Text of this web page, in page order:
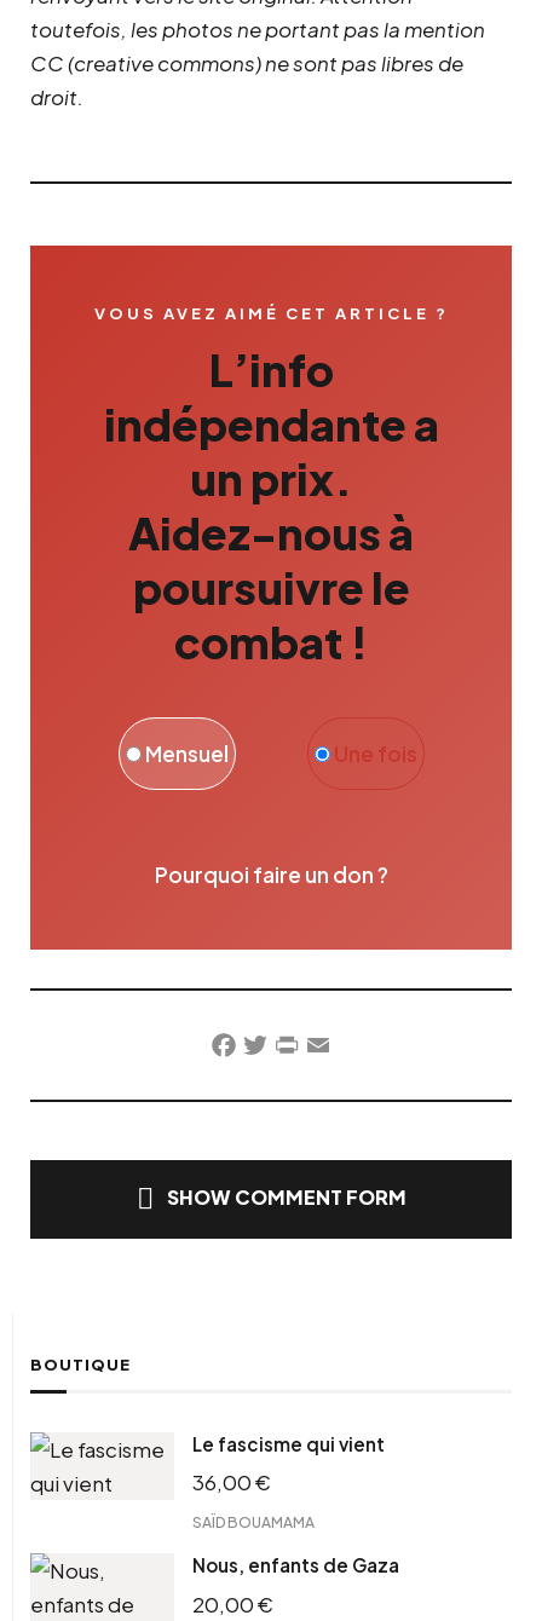
toutefois, les photos ne portant pas la mention
CC (creative commons) ne sont pas libres de
droit.
VOUS AVEZ AIMÉ CET ARTICLE ?
L’info
indépendante a
un prix.
Aidez-nous à
poursuivre le
combat !
Une fois
Mensuel
Pourquoi faire un don ?
Facebook
TwitterPrintFriendly
Email
SHOW COMMENT FORM
BOUTIQUE
Le fascisme qui vient
36,00€
SAÏD BOUAMAMA
Nous, enfants de Gaza
20,00€